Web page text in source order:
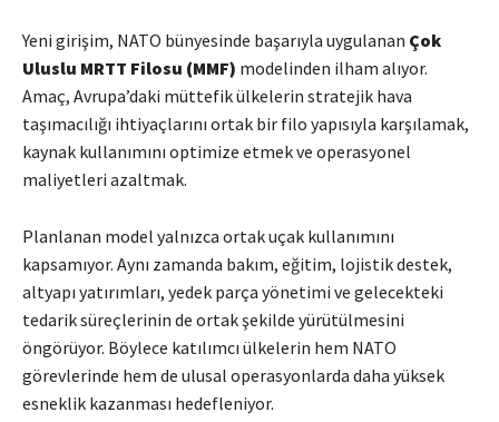
Yeni girişim, NATO bünyesinde başarıyla uygulanan Çok
Uluslu MRTT Filosu (MMF) modelinden ilham alıyor.
Amaç, Avrupa’daki müttefik ülkelerin stratejik hava
taşımacılığı ihtiyaçlarını ortak bir filo yapısıyla karşılamak,
kaynak kullanımını optimize etmek ve operasyonel
maliyetleri azaltmak.
Planlanan model yalnızca ortak uçak kullanımını
kapsamıyor. Aynı zamanda bakım, eğitim, lojistik destek,
altyapı yatırımları, yedek parça yönetimi ve gelecekteki
tedarik süreçlerinin de ortak şekilde yürütülmesini
öngörüyor. Böylece katılımcı ülkelerin hem NATO
görevlerinde hem de ulusal operasyonlarda daha yüksek
esneklik kazanması hedefleniyor.